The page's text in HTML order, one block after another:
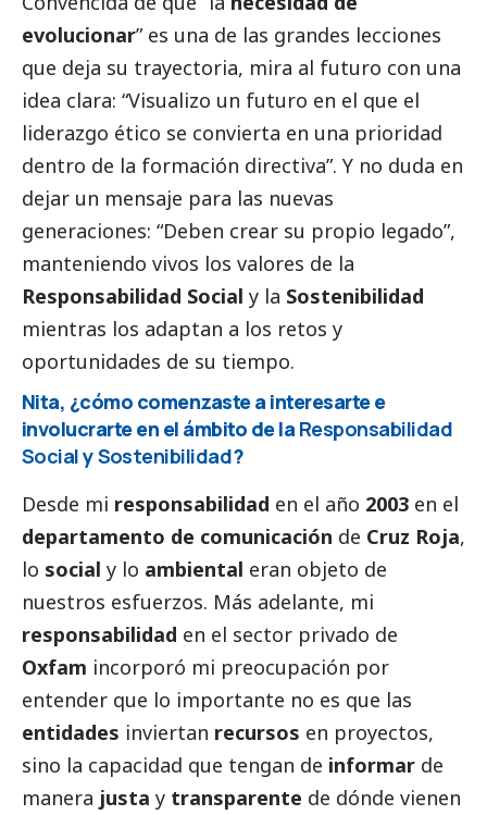
evolucionar” es una de las grandes lecciones
que deja su trayectoria, mira al futuro con una
idea clara: “Visualizo un futuro en el que el
liderazgo ético se convierta en una prioridad
dentro de la formación directiva”. Y no duda en
dejar un mensaje para las nuevas
generaciones: “Deben crear su propio legado”,
manteniendo vivos los valores de la
Responsabilidad Social y la Sostenibilidad
mientras los adaptan a los retos y
oportunidades de su tiempo.
Nita, ¿cómo comenzaste a interesarte e
involucrarte en el ámbito de la Responsabilidad
SocialySostenibilidad?
Desde mi responsabilidad en el año 2003 en el
departamento de comunicación de Cruz Roja,
lo social y lo ambiental eran objeto de
nuestros esfuerzos. Más adelante, mi
responsabilidad en el sector privado de
Oxfam incorporó mi preocupación por
entender que lo importante no es que las
entidades inviertan recursos en proyectos,
sino la capacidad que tengan de informar de
manera justa y transparente de dónde vienen